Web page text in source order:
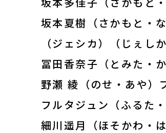
坂本夏樹（さかもと・
（ジェシカ）（じぇし
冨田香奈子（とみた・
野瀬 綾（のせ・あや）
フルタジュン（ふるた
細川遥月（ほそかわ・